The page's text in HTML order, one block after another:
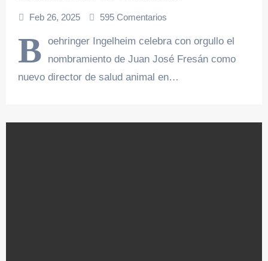
Feb 26, 2025 595 Comentarios
B oehringer Ingelheim celebra con orgullo el
nombramiento de Juan José Fresán como
nuevo director de salud animal en…